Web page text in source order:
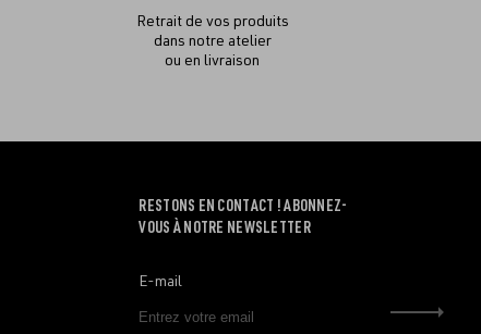
Retrait de vos produits
dans notre atelier
ou en livraison
RESTONS EN CONTACT ! ABONNEZ-
VOUS À NOTRE NEWSLETTER
E-mail